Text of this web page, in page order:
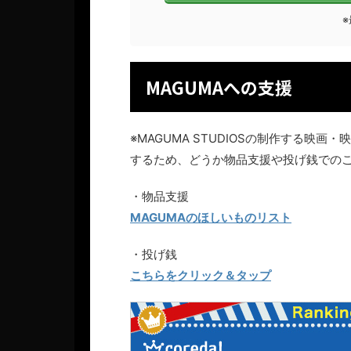
※
MAGUMAへの支援
※MAGUMA STUDIOSの制作する映画・
するため、どうか物品支援や投げ銭での
・物品支援
MAGUMAのほしいものリスト
・投げ銭
こちらをクリック＆タップ